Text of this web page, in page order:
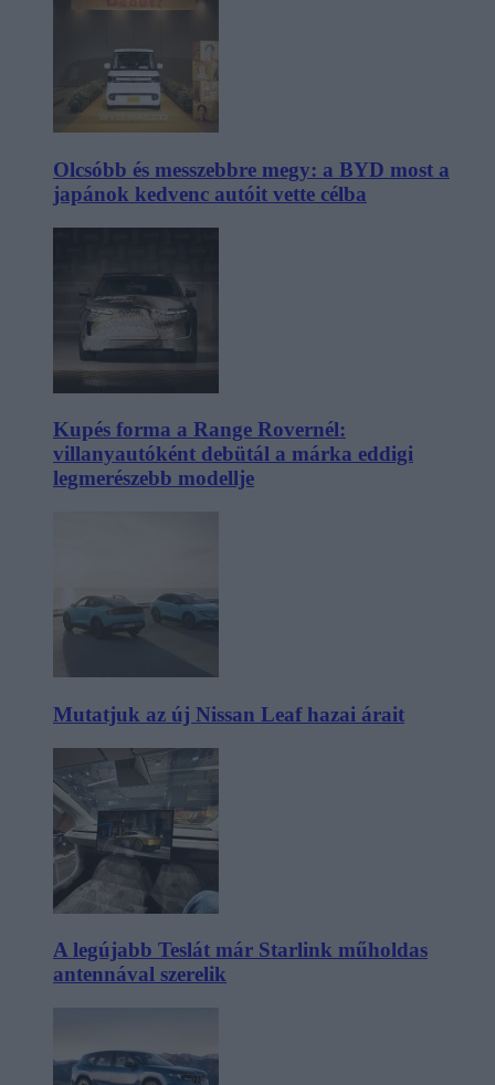
Olcsóbb és messzebbre megy: a BYD most a
japánok kedvenc autóit vette célba
Kupés forma a Range Rovernél:
villanyautóként debütál a márka eddigi
legmerészebb modellje
Mutatjuk az új Nissan Leaf hazai árait
A legújabb Teslát már Starlink műholdas
antennával szerelik